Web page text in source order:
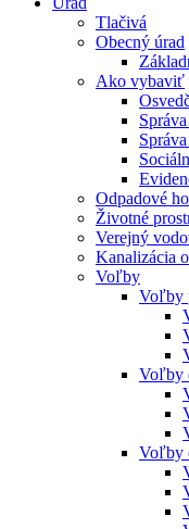
Tlačivá
Obecný úrad
Ako vybaviť
Odpadové
Životné
Verejný
Kanalizácia
Voľby
Voľby
Voľby
Voľby